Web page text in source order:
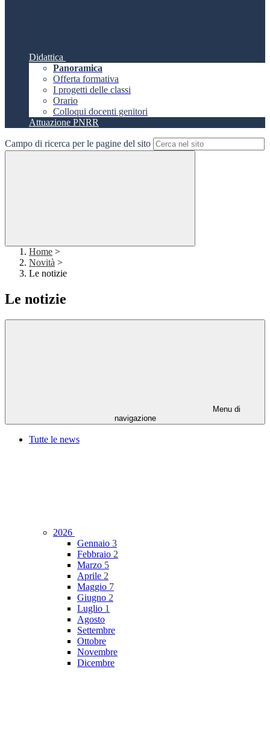
Didattica
Panoramica
Offerta formativa
I progetti delle classi
Orario
Colloqui docenti genitori
Attuazione PNRR
Campo di ricerca per le pagine del sito
Home >
Novità >
Le notizie
Le notizie
Menu di
navigazione
Tutte le news
2026
Gennaio 3
Febbraio 2
Marzo 5
Aprile 2
Maggio 7
Giugno 2
Luglio 1
Agosto
Settembre
Ottobre
Novembre
Dicembre